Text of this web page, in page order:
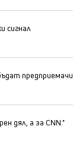
сигнал
предприемачи
дял, а за CNN."